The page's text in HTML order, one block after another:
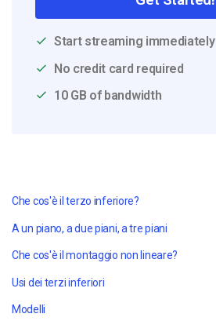
Start streaming immediately
No credit card required
10 GB of bandwidth
Che cos'è il terzo inferiore?
A un piano, a due piani, a tre piani
Che cos'è il montaggio non lineare?
Usi dei terzi inferiori
Modelli